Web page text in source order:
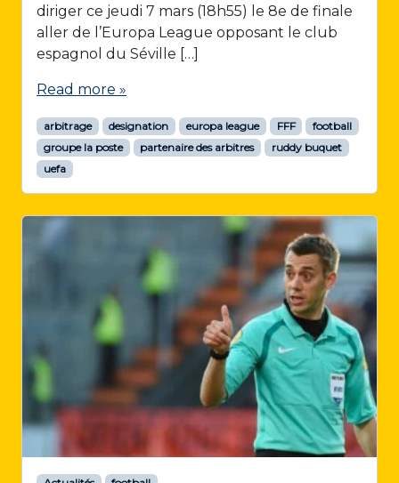
diriger ce jeudi 7 mars (18h55) le 8e de finale
aller de l’Europa League opposant le club
espagnol du Séville […]
Read more »
arbitrage designation europa league FFF
football
groupe la poste
partenaire des arbitres
ruddy buquet
uefa